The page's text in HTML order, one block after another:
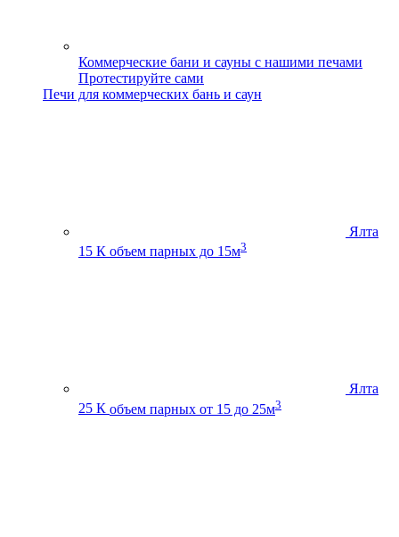
Коммерческие бани и сауны с нашими печами
Протестируйте сами
Печи для коммерческих бань и саун
Ялта
15 К объем парных до 15м3
Ялта
25 К объем парных от 15 до 25м3